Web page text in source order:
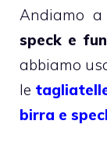
Andiamo a
speck e
abbiamo
le
birra e